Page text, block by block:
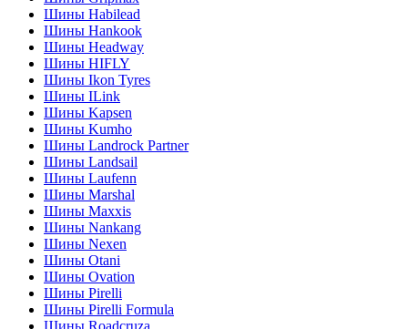
Шины Habilead
Шины Hankook
Шины Headway
Шины HIFLY
Шины Ikon Tyres
Шины ILink
Шины Kapsen
Шины Kumho
Шины Landrock Partner
Шины Landsail
Шины Laufenn
Шины Marshal
Шины Maxxis
Шины Nankang
Шины Nexen
Шины Otani
Шины Ovation
Шины Pirelli
Шины Pirelli Formula
Шины Roadcruza